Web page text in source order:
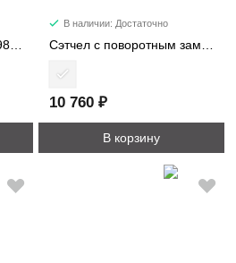
Сумка мягкой формы 39872-1
В наличии: Достаточно
Сэтчел с поворотным замком 2415-1
10 760 ₽
В корзину